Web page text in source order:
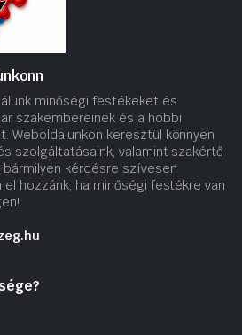
minőségi festékeket és
szakembereinek és a hobbi
Weboldalunkon keresztül könnyen
szolgáltatásaink, valamint szakértő
kérdésre szívesen
el hozzánk, ha minőségi festékre van